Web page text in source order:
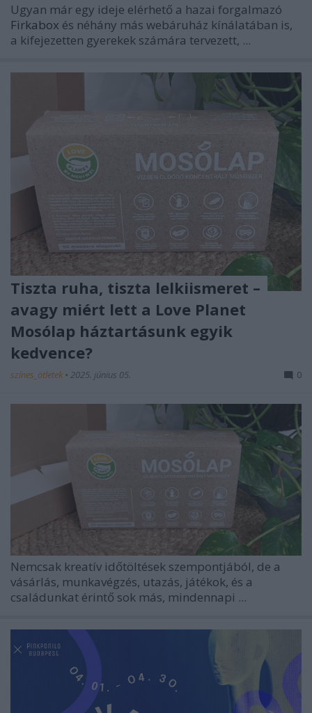
Ugyan már egy ideje elérhető a hazai forgalmazó
Firkabox és néhány más webáruház kínálatában is,
a kifejezetten gyerekek számára tervezett, ...
Tiszta ruha, tiszta lelkiismeret –
avagy miért lett a Love Planet
Mosólap háztartásunk egyik
kedvence?
színes_ötletek • 2025. június 05. 0
Nemcsak kreatív időtöltések szempontjából, de a
vásárlás, munkavégzés, utazás, játékok, és a
családunkat érintő sok más, mindennapi ...